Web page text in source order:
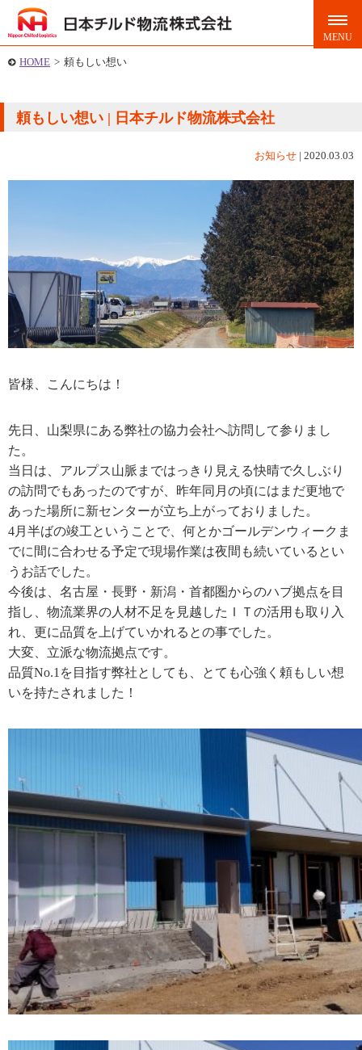
HOME > 頼もしい想い
頼もしい想い | 日本チルド物流株式会社
お知らせ | 2020.03.03
皆様、こんにちは！
先日、山梨県にある弊社の協力会社へ訪問して参りまし
た。
当日は、アルプス山脈まではっきり見える快晴で久しぶり
の訪問でもあったのですが、昨年同月の頃にはまだ更地で
あった場所に新センターが立ち上がっておりました。
4月半ばの竣工ということで、何とかゴールデンウィークま
でに間に合わせる予定で現場作業は夜間も続いているとい
うお話でした。
今後は、名古屋・長野・新潟・首都圏からのハブ拠点を目
指し、物流業界の人材不足を見越したＩＴの活用も取り入
れ、更に品質を上げていかれるとの事でした。
大変、立派な物流拠点です。
品質No.1を目指す弊社としても、とても心強く頼もしい想
いを持たされました！